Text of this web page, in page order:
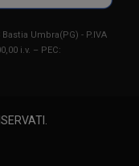
Umbra(PG) - P.IVA
i.v. – PEC: